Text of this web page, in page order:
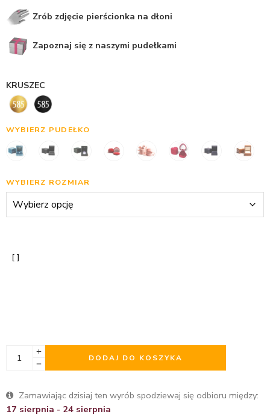
Zrób zdjęcie pierścionka na dłoni
Zapoznaj się z naszymi pudełkami
KRUSZEC
WYBIERZ PUDEŁKO
WYBIERZ ROZMIAR
DODAJ DO KOSZYKA
Zamawiając dzisiaj ten wyrób spodziewaj się odbioru między:
17 sierpnia - 24 sierpnia